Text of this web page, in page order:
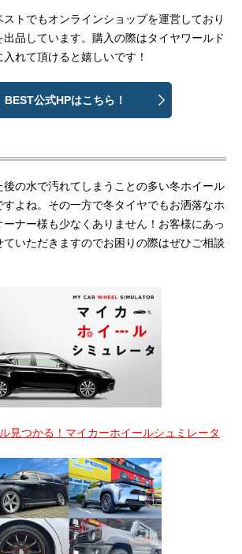
ストでもオンラインショップを運営しており
品しています。購入の際はタイヤワールド
れて頂けると嬉しいです！
BEST公式HPはこちら！
の水で汚れてしまうことの多い冬ホイール
よね。その一方で冬タイヤでもお洒落なホ
ナー様も少なくありません！お客様にあっ
ていただきますのでお困りの際はぜひご相談
見つかる！マイカーホイールシュミレータ